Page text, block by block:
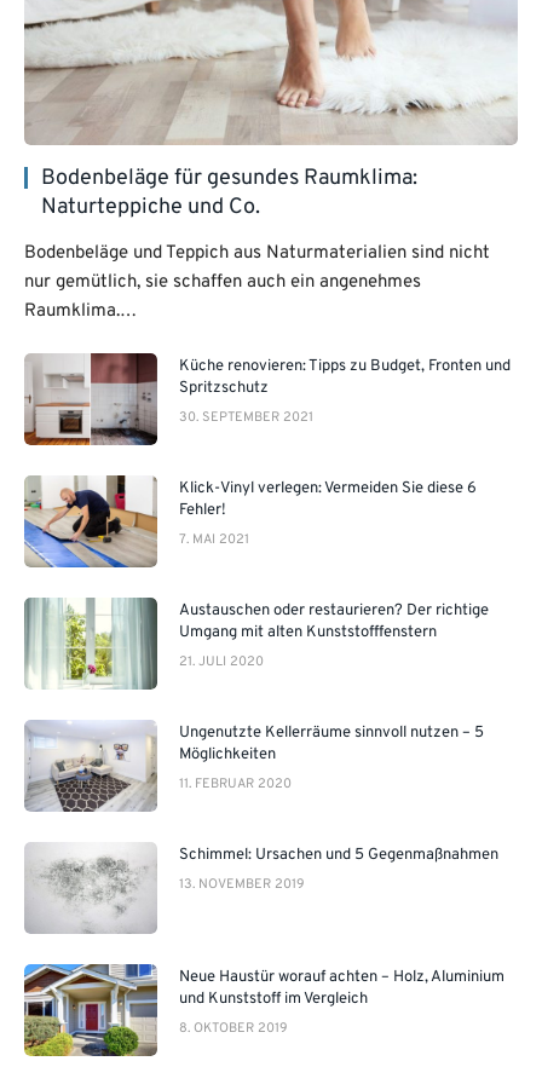
Bodenbeläge für gesundes Raumklima:
Naturteppiche und Co.
Bodenbeläge und Teppich aus Naturmaterialien sind nicht
nur gemütlich, sie schaffen auch ein angenehmes
Raumklima.…
Küche renovieren: Tipps zu Budget, Fronten und
Spritzschutz
30. SEPTEMBER 2021
Klick-Vinyl verlegen: Vermeiden Sie diese 6
Fehler!
7. MAI 2021
Austauschen oder restaurieren? Der richtige
Umgang mit alten Kunststofffenstern
21. JULI 2020
Ungenutzte Kellerräume sinnvoll nutzen – 5
Möglichkeiten
11. FEBRUAR 2020
Schimmel: Ursachen und 5 Gegenmaßnahmen
13. NOVEMBER 2019
Neue Haustür worauf achten – Holz, Aluminium
und Kunststoff im Vergleich
8. OKTOBER 2019